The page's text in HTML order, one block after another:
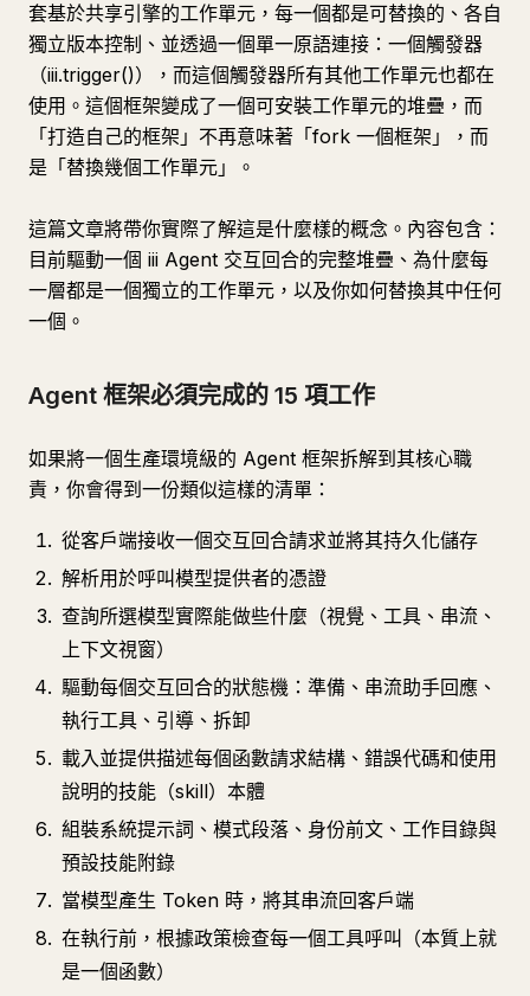
套基於共享引擎的工作單元，每一個都是可替換的、各自
獨立版本控制、並透過一個單一原語連接：一個觸發器
（iii.trigger()），而這個觸發器所有其他工作單元也都在
使用。這個框架變成了一個可安裝工作單元的堆疊，而
「打造自己的框架」不再意味著「fork 一個框架」，而
是「替換幾個工作單元」。
這篇文章將帶你實際了解這是什麼樣的概念。內容包含：
目前驅動一個 iii Agent 交互回合的完整堆疊、為什麼每
一層都是一個獨立的工作單元，以及你如何替換其中任何
一個。
Agent 框架必須完成的 15 項工作
如果將一個生產環境級的 Agent 框架拆解到其核心職
責，你會得到一份類似這樣的清單：
從客戶端接收一個交互回合請求並將其持久化儲存
解析用於呼叫模型提供者的憑證
查詢所選模型實際能做些什麼（視覺、工具、串流、
上下文視窗）
驅動每個交互回合的狀態機：準備、串流助手回應、
執行工具、引導、拆卸
載入並提供描述每個函數請求結構、錯誤代碼和使用
說明的技能（skill）本體
組裝系統提示詞、模式段落、身份前文、工作目錄與
預設技能附錄
當模型產生 Token 時，將其串流回客戶端
在執行前，根據政策檢查每一個工具呼叫（本質上就
是一個函數）